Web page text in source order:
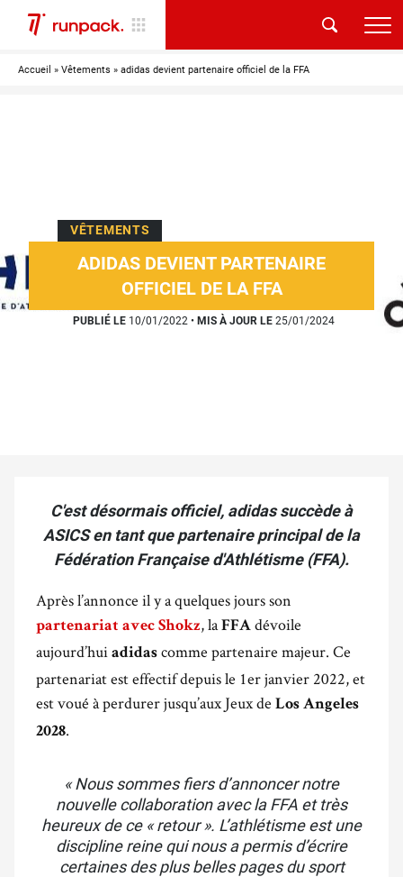
Accueil » Vêtements » adidas devient partenaire officiel de la FFA
VÊTEMENTS
ADIDAS DEVIENT PARTENAIRE
OFFICIEL DE LA FFA
PUBLIÉ LE 10/01/2022 • MIS À JOUR LE 25/01/2024
C'est désormais officiel, adidas succède à
ASICS en tant que partenaire principal de la
Fédération Française d'Athlétisme (FFA).
Après l’annonce il y a quelques jours son
partenariat avec Shokz, laFFA dévoile
aujourd’hui adidas comme partenaire majeur. Ce
partenariat est effectif depuis le 1er janvier 2022, et
est voué à perdurer jusqu’aux Jeux de Los Angeles
2028.
«Nous sommes fiers d’annoncer notre
nouvelle collaboration avec la FFA et très
heureux de ce « retour ». L’athlétisme est une
discipline reine qui nous a permis d’écrire
certaines des plus belles pages du sport